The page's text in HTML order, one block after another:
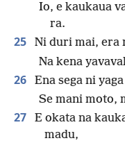
Io, e kaukaua
ra.
25
Ni duri mai, era
Na kena
26
Ena sega ni
Se mani moto,
27
E okata na
madu,